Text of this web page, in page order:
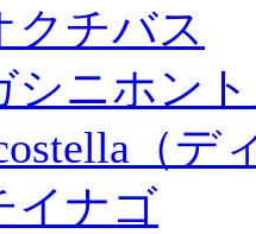
クチバス
シニホン
（デ
イナゴ